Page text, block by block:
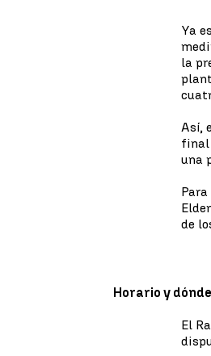
Ya
la
Así,
final
una
de
Horario y
El